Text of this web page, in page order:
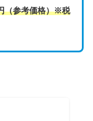
（参考価格）※税